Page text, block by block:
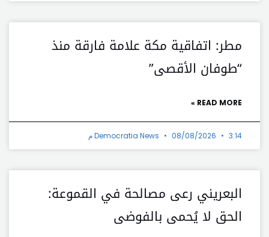
مطر: اتفاقية مكة علامة فارقة منذ
“طوفان الأقصى”
READ MORE »
Democratia News 08/08/2026 3:14 م
البعريني رعى مصالحة في القموعة:
الحق لا يُحمى بالفوضى